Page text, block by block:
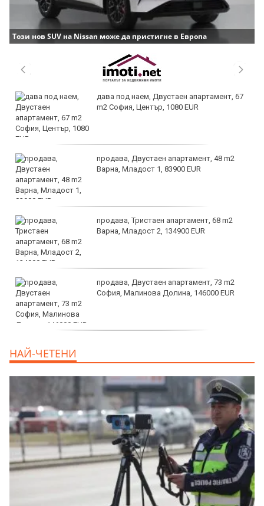
Този нов SUV на Nissan може да пристигне в Европа
дава под наем, Двустаен апартамент, 67
m2 София, Център, 1080 EUR
продава, Двустаен апартамент, 48 m2
Варна, Младост 1, 83900 EUR
продава, Тристаен апартамент, 68 m2
Варна, Младост 2, 134900 EUR
продава, Двустаен апартамент, 73 m2
София, Малинова Долина, 146000 EUR
НАЙ-ЧЕТЕНИ